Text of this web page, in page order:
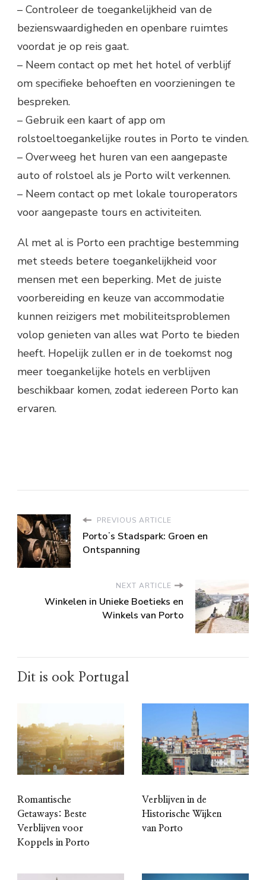
– Controleer de toegankelijkheid van de
bezienswaardigheden en openbare ruimtes
voordat je op reis gaat.
– Neem contact op met het hotel of verblijf
om specifieke behoeften en voorzieningen te
bespreken.
– Gebruik een kaart of app om
rolstoeltoegankelijke routes in Porto te vinden.
– Overweeg het huren van een aangepaste
auto of rolstoel als je Porto wilt verkennen.
– Neem contact op met lokale touroperators
voor aangepaste tours en activiteiten.
Al met al is Porto een prachtige bestemming
met steeds betere toegankelijkheid voor
mensen met een beperking. Met de juiste
voorbereiding en keuze van accommodatie
kunnen reizigers met mobiliteitsproblemen
volop genieten van alles wat Porto te bieden
heeft. Hopelijk zullen er in de toekomst nog
meer toegankelijke hotels en verblijven
beschikbaar komen, zodat iedereen Porto kan
ervaren.
PREVIOUS ARTICLE
Portoʼs Stadspark: Groen en
Ontspanning
NEXT ARTICLE
Winkelen in Unieke Boetieks en
Winkels van Porto
Dit is ook Portugal
Romantische
Getaways: Beste
Verblijven voor
Koppels in Porto
Verblijven in de
Historische Wijken
van Porto